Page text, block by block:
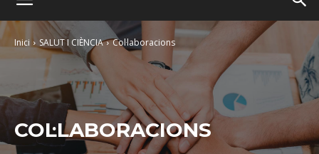
Inici SALUT I CIÈNCIA Col·laboracions
COL·LABORACIONS